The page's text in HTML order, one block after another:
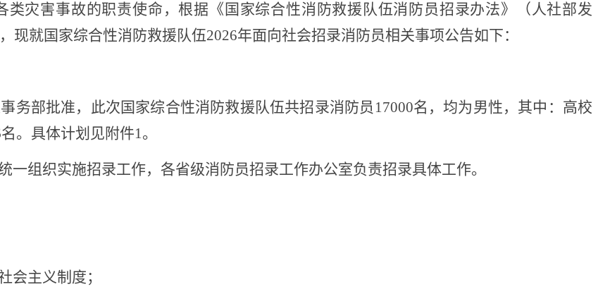
灾害事故的职责使命，根据《国家综合性消防救援队伍消防员招录办法》（人社部发
现就国家综合性消防救援队伍2026年面向社会招录消防员相关事项公告如下：
务部批准，此次国家综合性消防救援队伍共招录消防员 17000名，均为男性，其中：高校
。具体计划见附件1。
组织实施招录工作，各省级消防员招录工作办公室负责招录具体工作。
会主义制度；